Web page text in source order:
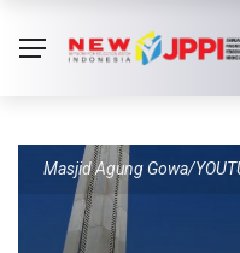
Masjid Agung Gowa/